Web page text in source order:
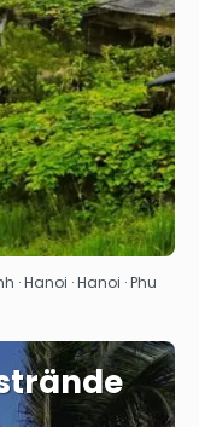
· Hanoi · Hanoi · Phu